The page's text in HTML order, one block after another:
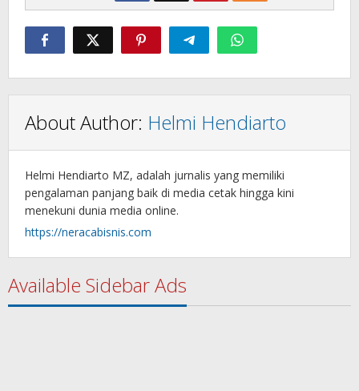
About Author: Helmi Hendiarto
Helmi Hendiarto MZ, adalah jurnalis yang memiliki
pengalaman panjang baik di media cetak hingga kini
menekuni dunia media online.
https://neracabisnis.com
Available Sidebar Ads